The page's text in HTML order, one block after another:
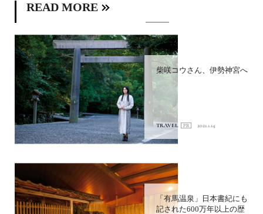
READ MORE
柴咲コウさん、伊勢神宮へ
TRAVEL 2021.1.14
「有馬温泉」日本書紀にも
記された600万年以上の歴